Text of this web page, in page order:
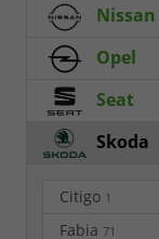
Nissan
Opel
Seat
Skoda
Citigo 1
Fabia 71